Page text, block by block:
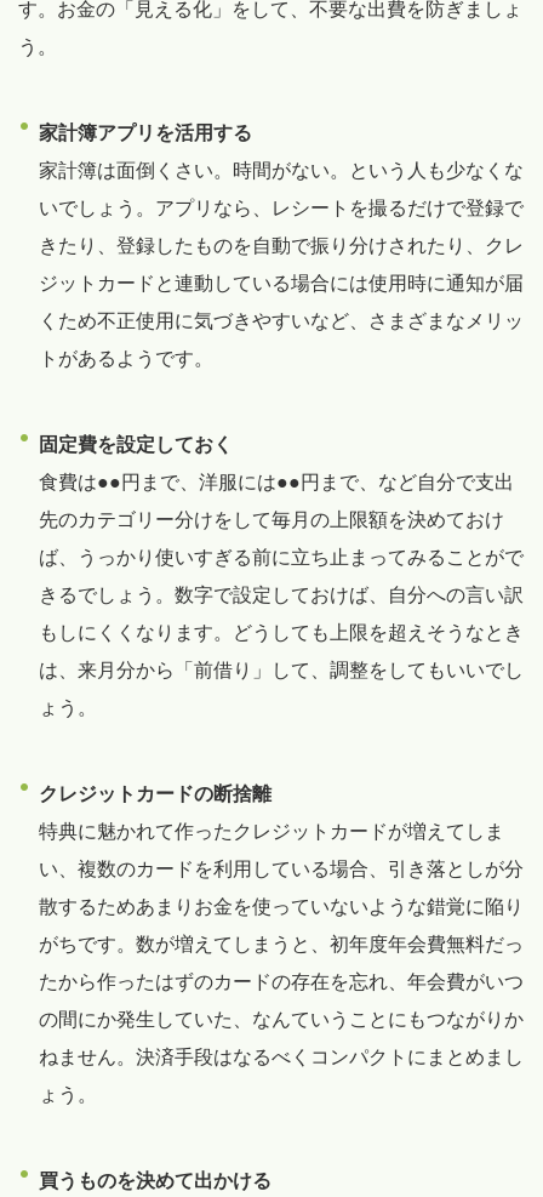
す。お金の「見える化」をして、不要な出費を防ぎましょ
う。
家計簿アプリを活用する
家計簿は面倒くさい。時間がない。という人も少なくな
いでしょう。アプリなら、レシートを撮るだけで登録で
きたり、登録したものを自動で振り分けされたり、クレ
ジットカードと連動している場合には使用時に通知が届
くため不正使用に気づきやすいなど、さまざまなメリッ
トがあるようです。
固定費を設定しておく
食費は●●円まで、洋服には●●円まで、など自分で支出
先のカテゴリー分けをして毎月の上限額を決めておけ
ば、うっかり使いすぎる前に立ち止まってみることがで
きるでしょう。数字で設定しておけば、自分への言い訳
もしにくくなります。どうしても上限を超えそうなとき
は、来月分から「前借り」して、調整をしてもいいでし
ょう。
クレジットカードの断捨離
特典に魅かれて作ったクレジットカードが増えてしま
い、複数のカードを利用している場合、引き落としが分
散するためあまりお金を使っていないような錯覚に陥り
がちです。数が増えてしまうと、初年度年会費無料だっ
たから作ったはずのカードの存在を忘れ、年会費がいつ
の間にか発生していた、なんていうことにもつながりか
ねません。決済手段はなるべくコンパクトにまとめまし
ょう。
買うものを決めて出かける